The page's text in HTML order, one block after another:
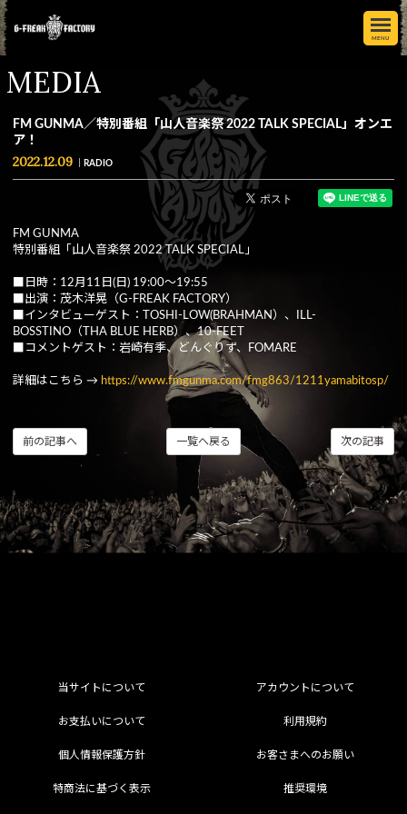
MENU
MEDIA
FM GUNMA／特別番組「山人音楽祭 2022 TALK SPECIAL」オンエ
ア！
2022.12.09 RADIO
FM GUNMA
特別番組「山人音楽祭 2022 TALK SPECIAL」
■日時：12月11日(日) 19:00～19:55
■出演：茂木洋晃（G-FREAK FACTORY）
■インタビューゲスト：TOSHI-LOW(BRAHMAN）、ILL-
BOSSTINO（THA BLUE HERB）、10-FEET
■コメントゲスト：岩崎有季、どんぐりず、FOMARE
詳細はこちら → https://www.fmgunma.com/fmg863/1211yamabitosp/
次の記事
一覧へ戻る
前の記事へ
当サイトについて アカウントについて
お支払いについて 利用規約
個人情報保護方針 お客さまへのお願い
特商法に基づく表示 推奨環境